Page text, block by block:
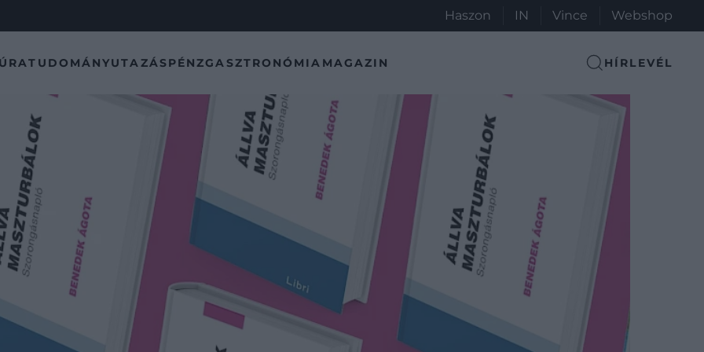
Haszon IN Vince Webshop
TUDOMÁNYUTAZÁSPÉNZGASZTRONÓMIA MAGAZIN HÍRLEVÉL